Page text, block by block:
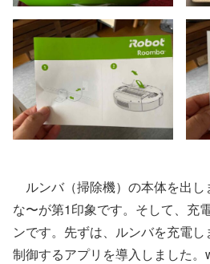
ルンバ（掃除機）の本体を出し
な〜が第1印象です。そして、充
ンです。先ずは、ルンバを充電
制御するアプリを導入しました